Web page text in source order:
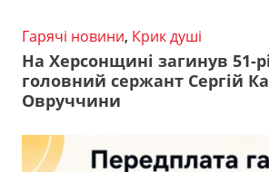
Гарячі новини, Крик душі
На Херсонщині загинув 51-
головний сержант Сергій
Овруччини